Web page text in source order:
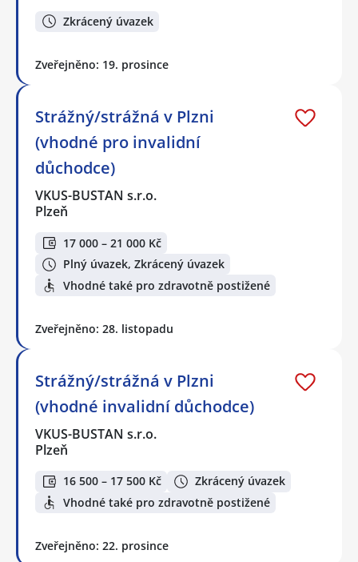
Zkrácený úvazek
Zveřejněno: 19. prosince
Strážný/strážná v Plzni
(vhodné pro invalidní
důchodce)
VKUS-BUSTAN s.r.o.
Plzeň
17 000 – 21 000 Kč
Plný úvazek, Zkrácený úvazek
Vhodné také pro zdravotně postižené
Zveřejněno: 28. listopadu
Strážný/strážná v Plzni
(vhodné invalidní důchodce)
VKUS-BUSTAN s.r.o.
Plzeň
16 500 – 17 500 Kč
Zkrácený úvazek
Vhodné také pro zdravotně postižené
Zveřejněno: 22. prosince